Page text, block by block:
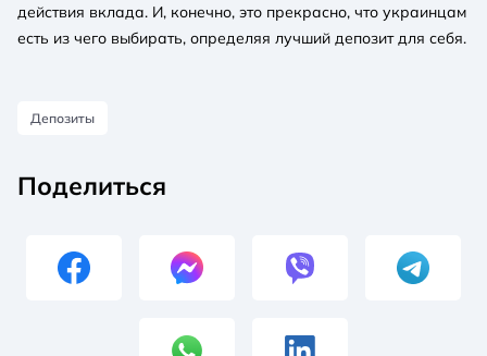
действия вклада. И, конечно, это прекрасно, что украинцам
есть из чего выбирать, определяя лучший депозит для себя.
Депозиты
Поделиться